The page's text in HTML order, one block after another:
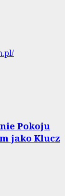
Pokoju
jako Klucz